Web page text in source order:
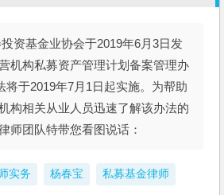
资基金业协会于2019年6月3日发
机构私募资产管理计划备案管理办
将于2019年7月1日起实施。为帮助
构相关从业人员迅速了解该办法的
师团队特带您看图说话：
实务 杨春宝 私募基金律师